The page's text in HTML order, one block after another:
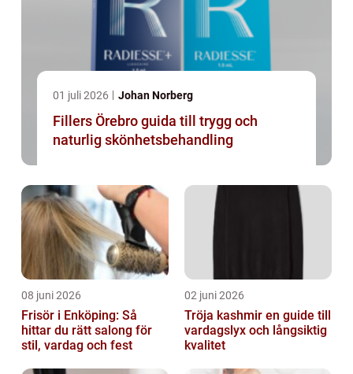
01 juli 2026 Johan Norberg
Fillers Örebro guida till trygg och
naturlig skönhetsbehandling
08 juni 2026
Frisör i Enköping: Så
hittar du rätt salong för
stil, vardag och fest
02 juni 2026
Tröja kashmir en guide till
vardagslyx och långsiktig
kvalitet